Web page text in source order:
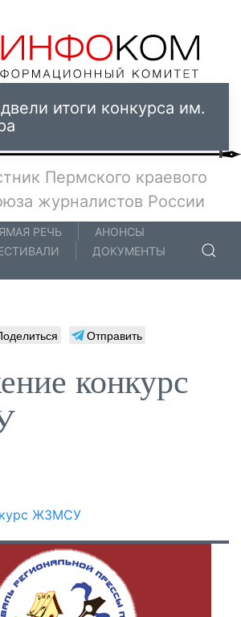
итоги конкурса им.
Пермского краевого
журналистов России
РЕЧЬ
АНОНСЫ
ДОКУМЕНТЫ
Отправить
конкурс
ЖЗМСУ